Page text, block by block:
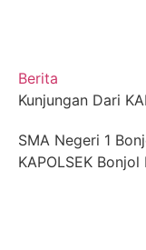
Berita
Kunjungan Dari
SMA Negeri 1
KAPOLSEK Bonjol